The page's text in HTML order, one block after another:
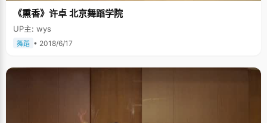
英语。康静的家离学校有一个半小时的路程，每次回家，她都会带上随身听
和英语书，在车上学习。就算是中午到食堂排队打饭时候的一两分钟，她也
会背几个单词，或是回忆一个数学公式。"这些时间虽然很小很散，累积起来
也学到了很多东西，而且短时间内强记忆，提高了学习效率。" 不要以为康静
过，不过每个周末回家，她都会放松自己在一个星期来紧绷的神经，完全不
说："每个星期在学校很辛苦的时候，都会想着前面有一个很美好的东西等着
《熏香》许卓 北京舞蹈学院
UP主: wys
舞蹈 • 2018/6/17